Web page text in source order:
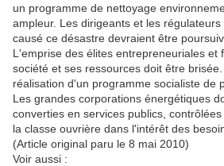
un programme de nettoyage
ampleur. Les dirigeants et les
causé ce désastre devraient être
L'emprise des élites entrepreneuriales et
société et ses ressources doit être
réalisation d'un programme socialiste de
Les grandes corporations énergétiques
converties en services publics,
la classe ouvrière dans l'intérêt des
(Article original paru le 8 mai 2010)
Voir aussi :